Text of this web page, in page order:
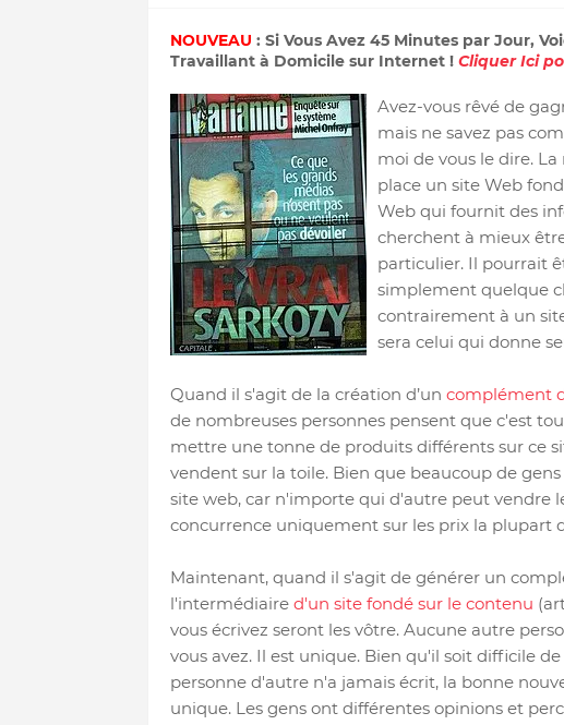
NOUVEAU : Si Vous Avez 45 Minutes par Jour,
Travaillant à Domicile sur Internet ! Cliquer Ici
Avez-vous rêvé de
mais ne savez pas
moi de vous le dire.
place un site Web
Web qui fournit des
cherchent à mieux
particulier. Il pourrait
simplement quelque
contrairement à un
sera celui qui donne
Quand il s'agit de la création d’un complément
de nombreuses personnes pensent que c'est
mettre une tonne de produits différents sur ce
vendent sur la toile. Bien que beaucoup de
site web, car n'importe qui d'autre peut vendre
concurrence uniquement sur les prix la plupart
Maintenant, quand il s'agit de générer un
l'intermédiaire d'un site fondé sur le contenu
vous écrivez seront les vôtre. Aucune autre
vous avez. Il est unique. Bien qu'il soit difficile
personne d'autre n'a jamais écrit, la bonne
unique. Les gens ont différentes opinions et